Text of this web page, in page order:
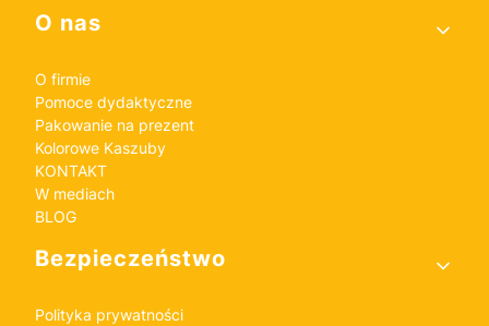
Linki w stopce
O nas
O firmie
Pomoce dydaktyczne
Pakowanie na prezent
Kolorowe Kaszuby
KONTAKT
W mediach
BLOG
Bezpieczeństwo
Polityka prywatności